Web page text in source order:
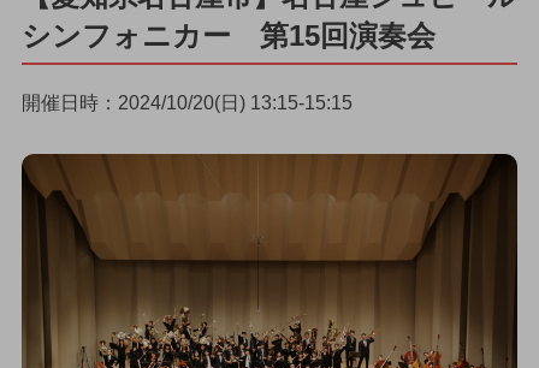
シンフォニカー 第15回演奏会
開催日時：2024/10/20(日) 13:15-15:15